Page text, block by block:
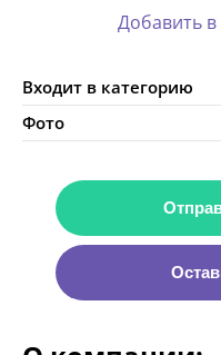
Добавить
Входит в категорию
Фото